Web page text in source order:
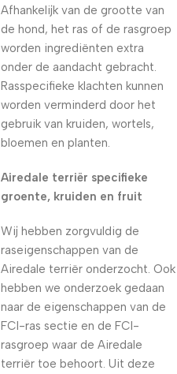
Afhankelijk van de grootte van
de hond, het ras of de rasgroep
worden ingrediënten extra
onder de aandacht gebracht.
Rasspecifieke klachten kunnen
worden verminderd door het
gebruik van kruiden, wortels,
bloemen en planten.
Airedale terriër specifieke
groente, kruiden en fruit
Wij hebben zorgvuldig de
raseigenschappen van de
Airedale terriër onderzocht. Ook
hebben we onderzoek gedaan
naar de eigenschappen van de
FCI-ras sectie en de FCI-
rasgroep waar de Airedale
terriër toe behoort. Uit deze